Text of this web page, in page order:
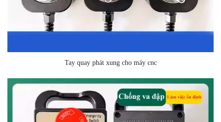
Tay quay phát xung cho máy cnc